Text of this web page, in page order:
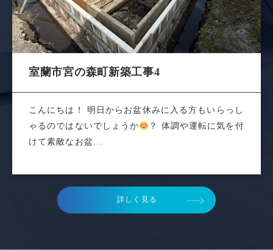
室蘭市宮の森町新築工事4
こんにちは！ 明日からお盆休みに入る方もいらっし
ゃるのではないでしょうか
？ 体調や運転に気を付
けて素敵なお盆...
詳しく見る